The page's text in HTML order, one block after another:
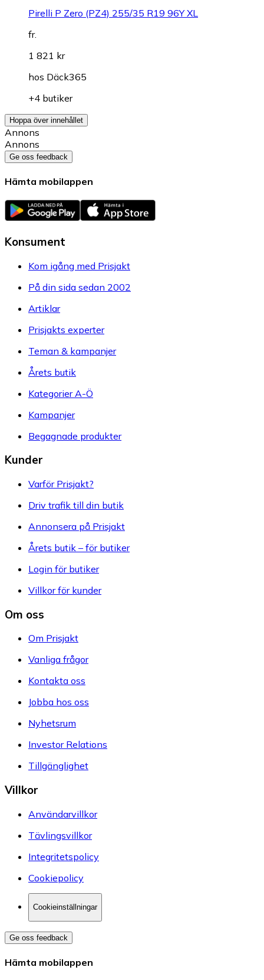
Pirelli P Zero (PZ4) 255/35 R19 96Y XL
fr.
1 821 kr
hos Däck365
+4 butiker
Hoppa över innehållet
Annons
Annons
Ge oss feedback
Hämta mobilappen
Konsument
Kom igång med Prisjakt
På din sida sedan 2002
Artiklar
Prisjakts experter
Teman & kampanjer
Årets butik
Kategorier A-Ö
Kampanjer
Begagnade produkter
Kunder
Varför Prisjakt?
Driv trafik till din butik
Annonsera på Prisjakt
Årets butik – för butiker
Login för butiker
Villkor för kunder
Om oss
Om Prisjakt
Vanliga frågor
Kontakta oss
Jobba hos oss
Nyhetsrum
Investor Relations
Tillgänglighet
Villkor
Användarvillkor
Tävlingsvillkor
Integritetspolicy
Cookiepolicy
Cookieinställningar
Ge oss feedback
Hämta mobilappen